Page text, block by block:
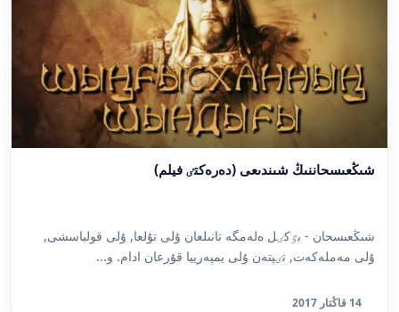
شىڭعىسحاننىڭ شىندىعى (دەرەكتٸ فيلم)
شىڭعىسحان - بٷكٸل ەلەمگە تانىل­عان ۇلى تۇلعا, ۇلى قولباسشى,
ۇلى مەملەكەت, تٸپتەن ۇلى يمپەرييا قۇرعان ادام. و...
14 قاڭتار 2017